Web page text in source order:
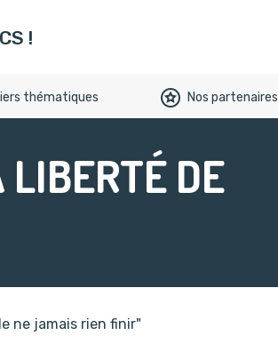
!
thématiques Nos partenaires
DE
ne jamais rien finir"